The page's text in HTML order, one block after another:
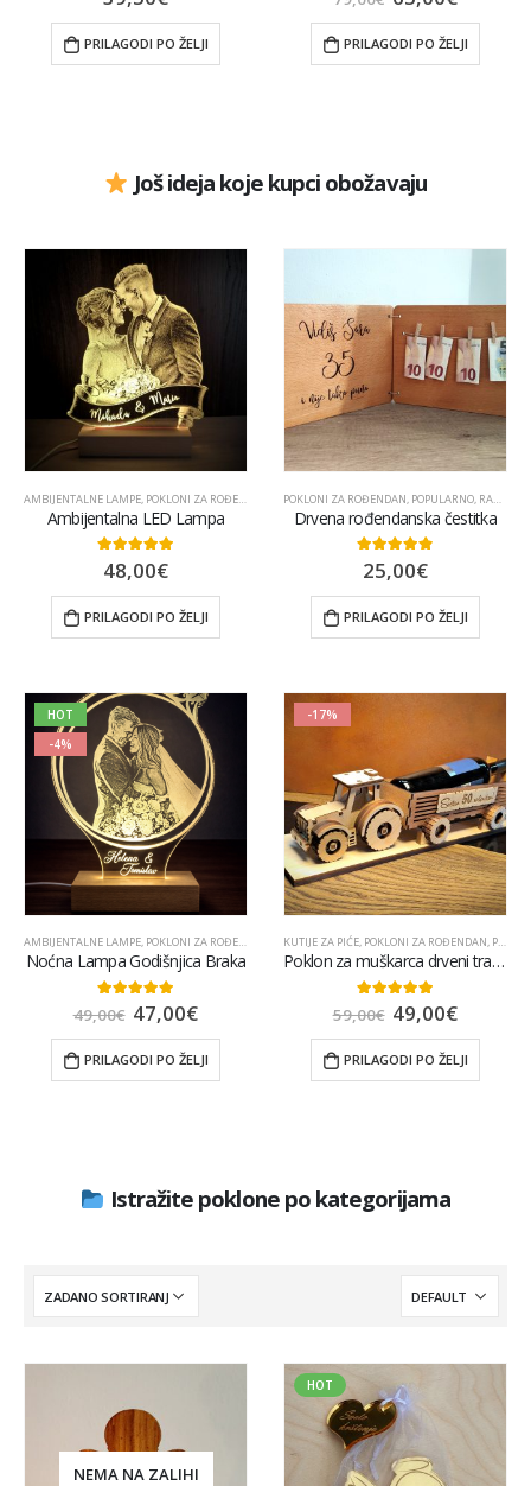
PRILAGODI PO ŽELJI PRILAGODI PO ŽELJI
Još ideja koje kupci obožavaju
AMBIJENTALNE LAMPE, POKLONI ZA ROĐENDAN VJENČANJA
Ambijentalna LED Lampa
5.00 out of 5
48,00€
PRILAGODI PO ŽELJI
POKLONI ZA ROĐENDAN, POPULARNO, RAZNO
Drvena rođendanska čestitka
4.83 out of 5
25,00€
PRILAGODI PO ŽELJI
HOT
-4%
AMBIJENTALNE LAMPE, POKLONI ZA ROĐENDAN POPULARNO
Noćna Lampa Godišnjica Braka
out of 5
49,00€ 47,00€
PRILAGODI PO ŽELJI
-17%
KUTIJE ZA PIĆE, POKLONI ZA ROĐENDAN, POPULARNO
Poklon za muškarca drveni traktor
out of 5
59,00€ 49,00€
PRILAGODI PO ŽELJI
Istražite poklone po kategorijama
NEMA NA ZALIHI
HOT